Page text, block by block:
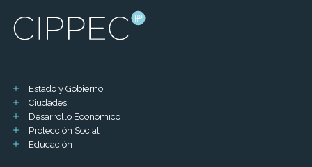
Estado y Gobierno
Ciudades
Desarrollo Económico
Protección Social
Educación